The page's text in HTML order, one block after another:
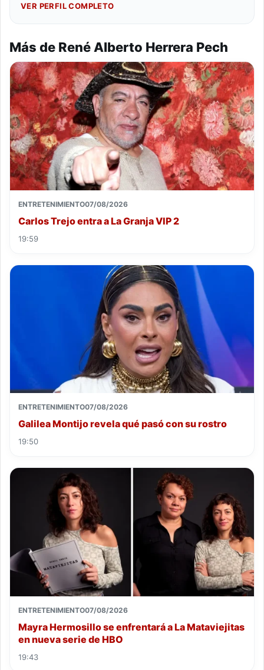
VER PERFIL COMPLETO
Más de René Alberto Herrera Pech
ENTRETENIMIENTO07/08/2026
Carlos Trejo entra a La Granja VIP 2
19:59
ENTRETENIMIENTO07/08/2026
Galilea Montijo revela qué pasó con su rostro
19:50
ENTRETENIMIENTO07/08/2026
Mayra Hermosillo se enfrentará a La Mataviejitas
en nueva serie de HBO
19:43